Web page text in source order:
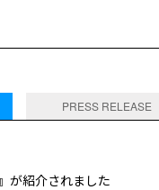
PRESS RELEASE
が紹介されました